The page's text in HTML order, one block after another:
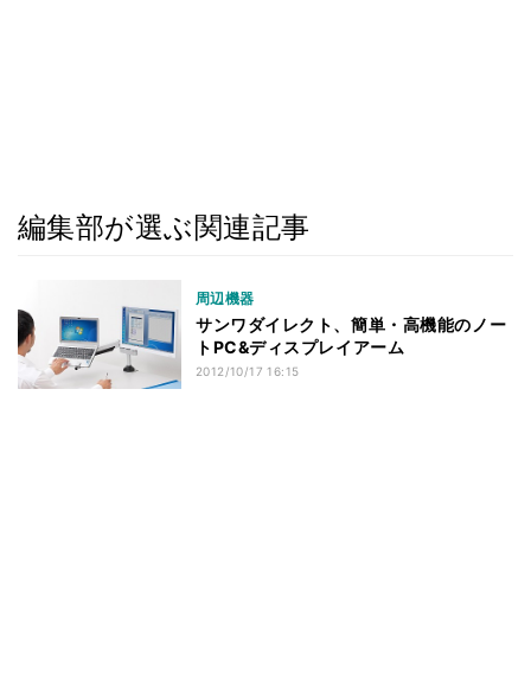
編集部が選ぶ関連記事
周辺機器
サンワダイレクト、簡単・高機能のノー
トPC&ディスプレイアーム
2012/10/17 16:15